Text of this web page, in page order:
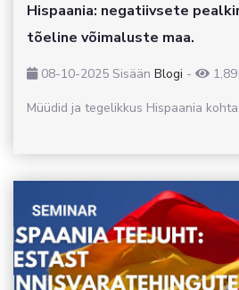
Hispaania: negatiivsete
tõeline võimaluste maa.
08-10-2025 Sisään Blogi -
Müüdid ja tegelikkus Hispaania kohta.